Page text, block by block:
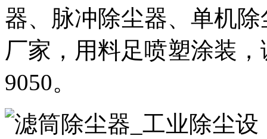
器、脉冲除尘器、单机
厂家，用料足喷塑涂装
9050。